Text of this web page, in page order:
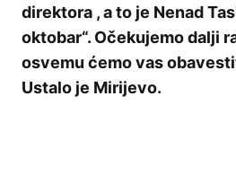
direktora , a to je Nenad
oktobar“. Očekujemo dalji
osvemu ćemo vas
Ustalo je Mirijevo.